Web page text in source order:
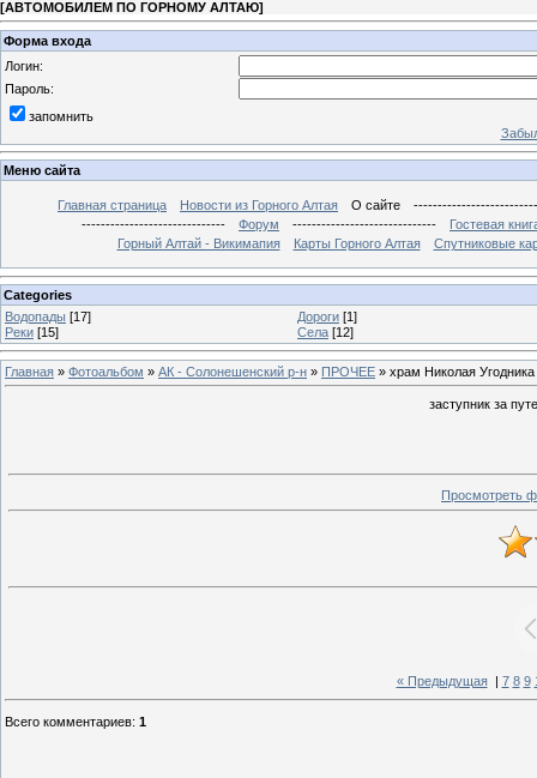
[АВТОМОБИЛЕМ ПО ГОРНОМУ АЛТАЮ]
Форма входа
Логин:
Пароль:
запомнить
Меню сайта
Главная страница Новости из Горного Алтая О сайте
------------------------------
Форум ------------------------------
Гостевая
Горный Алтай - Викимапия
Карты Горного Алтая Спутниковые
Categories
Водопады [17] Дороги [1]
Реки [15] Села [12]
Главная » Фотоальбом » АК - Солонешенский р-н » ПРОЧЕЕ » храм Николая Угодника
заступник за
Просмотреть
« Предыдущая| 7 8 9
Всего комментариев: 1